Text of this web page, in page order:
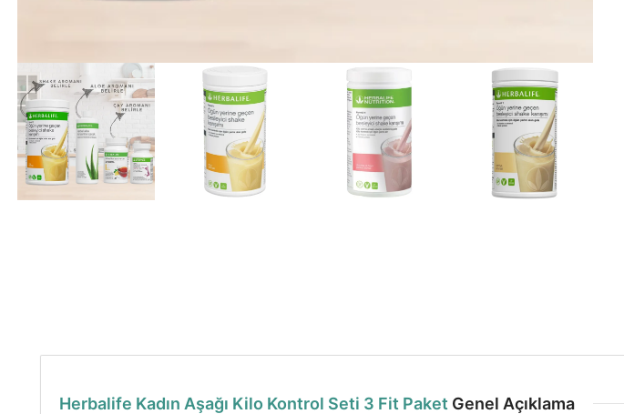
Herbalife Kadın Aşağı Kilo Kontrol Seti 3 Fit Paket Genel Açıklama